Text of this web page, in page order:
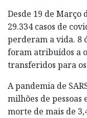
Desde 19 de Março
29.334 casos de
perderam a vida. 8
foram atribuídos a
transferidos para
A pandemia de
milhões de pessoas
morte de mais de